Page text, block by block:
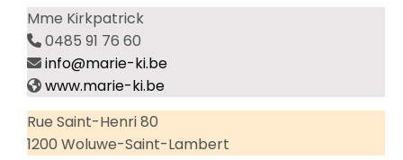
Mme Kirkpatrick
0485 91 76 60
info@marie-ki.be
www.marie-ki.be
Rue Saint-Henri 80
1200 Woluwe-Saint-Lambert